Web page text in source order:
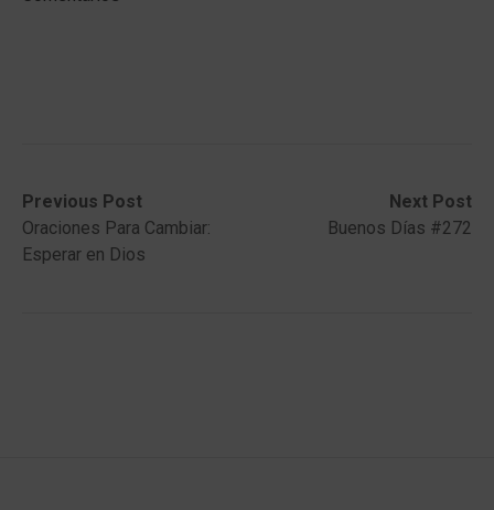
Post
navigation
Previous Post
Previous
post:Oraciones Para Cambiar:
Esperar en Dios
Next Post
Next
post:
Buenos Días #272